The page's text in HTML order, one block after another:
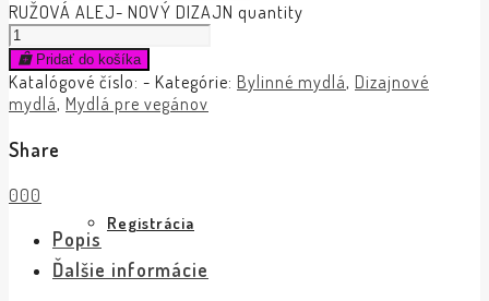
Registrácia
RUŽOVÁ ALEJ- NOVÝ DIZAJN quantity
Pridať do košíka
Katalógové číslo: - Kategórie: Bylinné mydlá, Dizajnové
mydlá, Mydlá pre vegánov
Share
000
Popis
Ďalšie informácie